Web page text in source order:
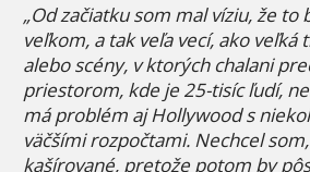
„Od začiatku som mal víziu, že
veľkom, a tak veľa vecí, ako veľká
alebo scény, v ktorých chalani
priestorom, kde je 25-tisíc ľudí,
má problém aj Hollywood s
väčšími rozpočtami. Nechcel
kašírované, pretože potom by